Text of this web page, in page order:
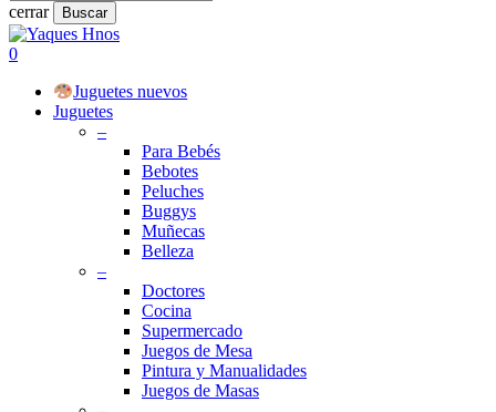
cerrar
Buscar
Close
Search
search
account
0
Juguetes nuevos
Juguetes
–
Para Bebés
Bebotes
Peluches
Buggys
Muñecas
Belleza
–
Doctores
Cocina
Supermercado
Juegos de Mesa
Pintura y Manualidades
Juegos de Masas